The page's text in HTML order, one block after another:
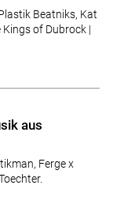
Beatniks, Kat
Kings of Dubrock |
aus
Ferge x